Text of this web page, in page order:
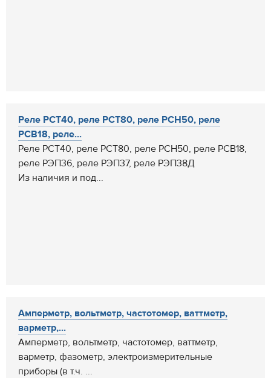
Реле РСТ40, реле РСТ80, реле РСН50, реле
РСВ18, реле...
Реле РСТ40, реле РСТ80, реле РСН50, реле РСВ18,
реле РЭП36, реле РЭП37, реле РЭП38Д
Из наличия и под...
Амперметр, вольтметр, частотомер, ваттметр,
варметр,...
Амперметр, вольтметр, частотомер, ваттметр,
варметр, фазометр, электроизмерительные
приборы (в т.ч. ...